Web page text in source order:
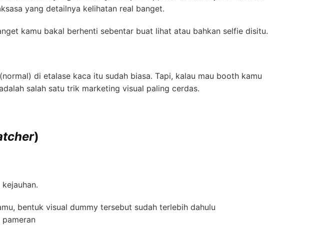
yang detailnya kelihatan real banget.
kamu bakal berhenti sebentar buat lihat atau bahkan selfie disitu.
di etalase kaca itu sudah biasa. Tapi, kalau mau booth kamu
salah satu trik marketing visual paling cerdas.
)
bentuk visual dummy tersebut sudah terlebih dahulu